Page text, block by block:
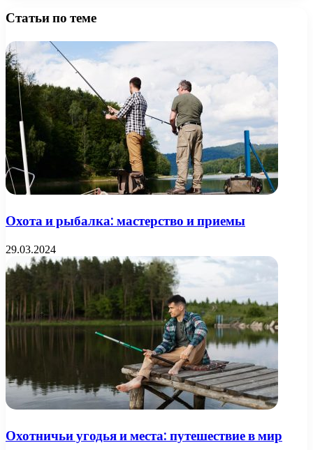
Статьи по теме
Охота и рыбалка: мастерство и приемы
29.03.2024
Охотничьи угодья и места: путешествие в мир